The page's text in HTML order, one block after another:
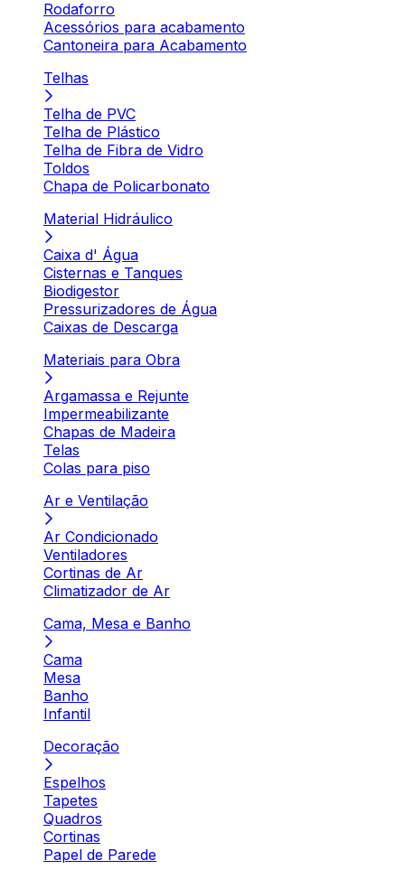
Rodaforro
Acessórios para acabamento
Cantoneira para Acabamento
Telhas
Telha de PVC
Telha de Plástico
Telha de Fibra de Vidro
Toldos
Chapa de Policarbonato
Material Hidráulico
Caixa d' Água
Cisternas e Tanques
Biodigestor
Pressurizadores de Água
Caixas de Descarga
Materiais para Obra
Argamassa e Rejunte
Impermeabilizante
Chapas de Madeira
Telas
Colas para piso
Ar e Ventilação
Ar Condicionado
Ventiladores
Cortinas de Ar
Climatizador de Ar
Cama, Mesa e Banho
Cama
Mesa
Banho
Infantil
Decoração
Espelhos
Tapetes
Quadros
Cortinas
Papel de Parede